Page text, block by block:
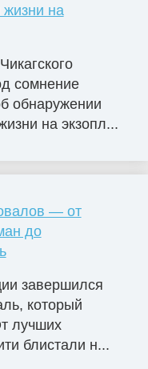
на
сомнение
обнаружении
на экзопл...
— от
до
завершился
который
лучших
блистали н...